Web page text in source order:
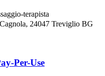
terapista
24047 Treviglio BG
Per-Use